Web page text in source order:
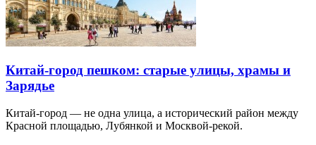
Китай-город пешком: старые улицы, храмы и
Зарядье
Китай-город — не одна улица, а исторический район между
Красной площадью, Лубянкой и Москвой-рекой.